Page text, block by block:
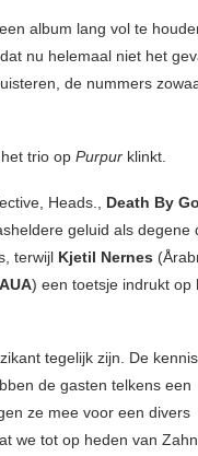
album lang vol te
nu helemaal niet het
de nummers
trio op Purpur klinkt.
Heads., Death By
geluid als degene
terwijl Kjetil Nernes
AUA) een toetsje indrukt op
tegelijk zijn. De
de gasten telkens een
ze mee voor een divers
we tot op heden van